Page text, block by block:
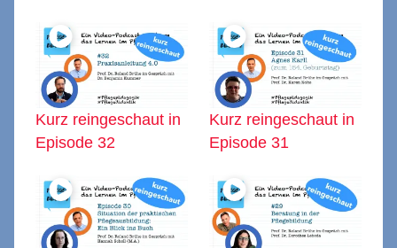
Kurz reingeschaut in
Episode 32
Kurz reingeschaut in
Episode 31